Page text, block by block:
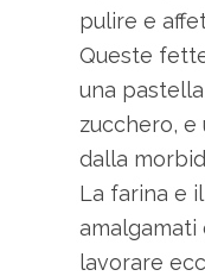
pulire e
Queste
una
zucchero, e
dalla
La farina e
amalgamati
lavorare